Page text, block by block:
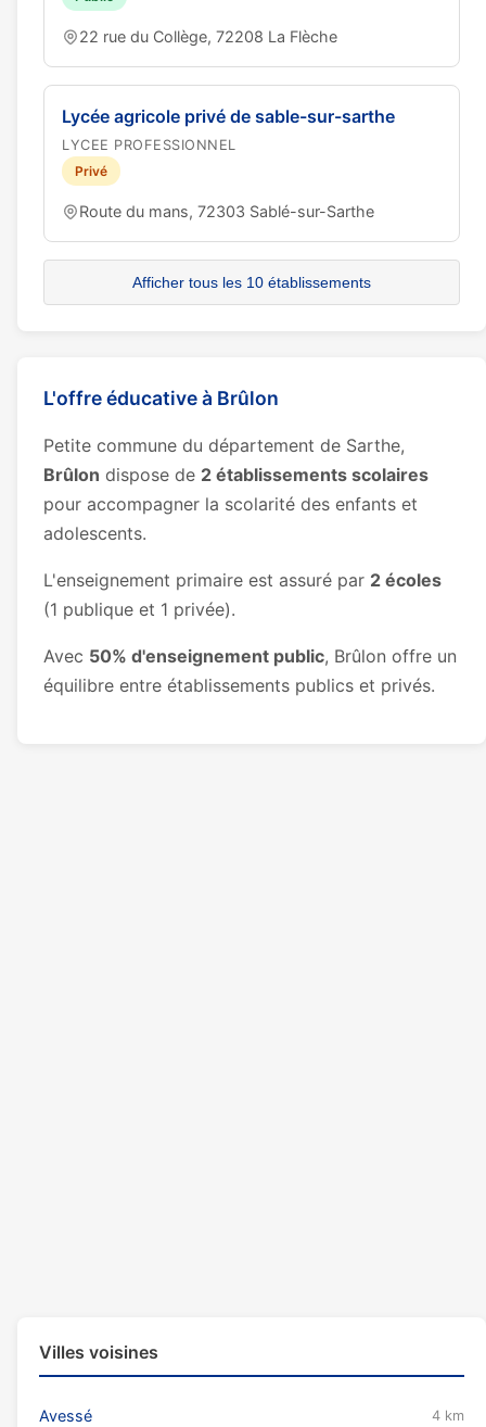
22 rue du Collège, 72208 La Flèche
Lycée agricole privé de sable-sur-sarthe
LYCEE PROFESSIONNEL
Privé
Route du mans, 72303 Sablé-sur-Sarthe
Afficher tous les 10 établissements
L'offre éducative à Brûlon
Petite commune du département de Sarthe,
Brûlon dispose de 2 établissements scolaires
pour accompagner la scolarité des enfants et
adolescents.
L'enseignement primaire est assuré par 2 écoles
(1 publique et 1 privée).
Avec 50% d'enseignement public, Brûlon offre un
équilibre entre établissements publics et privés.
Villes voisines
Avessé 4 km